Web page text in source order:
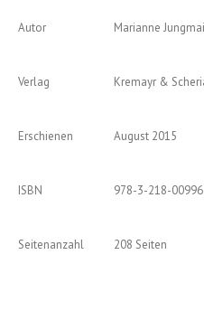
Autor Marianne
Verlag Kremayr &
Erschienen August 2015
ISBN 978-3-218-
Seitenanzahl 208 Seiten